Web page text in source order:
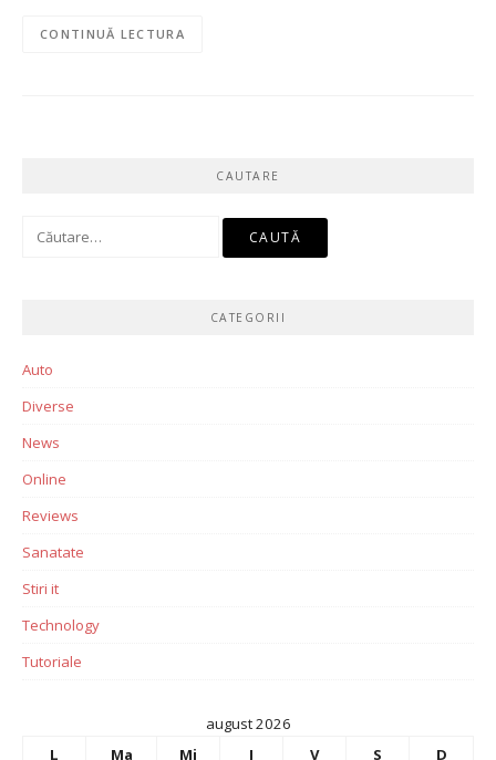
CONTINUĂ LECTURA
CAUTARE
Caută
CATEGORII
Auto
Diverse
News
Online
Reviews
Sanatate
Stiri it
Technology
Tutoriale
august 2026
L
Ma Mi J V S
D